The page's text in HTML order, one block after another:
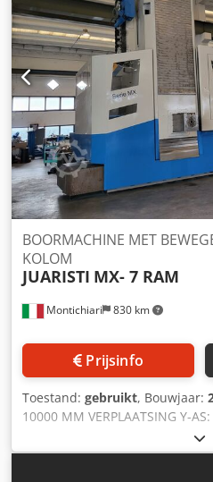
SPINDELBEVESTIGING
SPINDELMOTORVERMOGEN 53
1950 MM Draaitafel 2000 x
2100 mm V-as TUAR 25
AUTOMATISCHE KOP
EXTERNE KOELING
plaatsen Chiptransportband
2500 X 6000 MM
HYDROSTATISCHE GELEIDING
Montichiari 830 km
BOORMACHINE MET
KOLOM
JUARISTI MX- 7 RAM
Prijsinfo
Toestand: gebruikt, Bouwjaar:
10000 MM VERPLAATSING Y-
VERPLAATSING ( RAM ) : 1000
SPINDEL ) : 800 MM Codpfsup
AS + W-AS : 1800 MM SPINDEL